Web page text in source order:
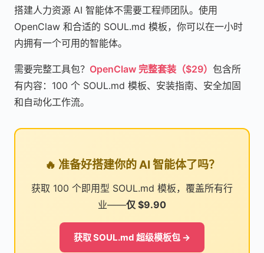
搭建人力资源 AI 智能体不需要工程师团队。使用
OpenClaw 和合适的 SOUL.md 模板，你可以在一小时
内拥有一个可用的智能体。
需要完整工具包？ OpenClaw 完整套装（$29） 包含所
有内容：100 个 SOUL.md 模板、安装指南、安全加固
和自动化工作流。
🔥 准备好搭建你的 AI 智能体了吗？
获取 100 个即用型 SOUL.md 模板，覆盖所有行
业——仅 $9.90
获取 SOUL.md 超级模板包 →